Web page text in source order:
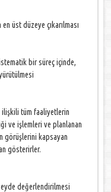
üst düzeye çıkarılması
bir süreç içinde,
ilişkili tüm faaliyetlerin
ve işlemleri ve planlanan
görüşlerini kapsayan
gösterirler.
değerlendirilmesi